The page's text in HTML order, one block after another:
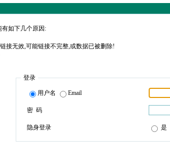
如下几个原因:
接无效,可能链接不完整,或数据已被删除!
登录
用户名 Email
密 码
隐身登录 是